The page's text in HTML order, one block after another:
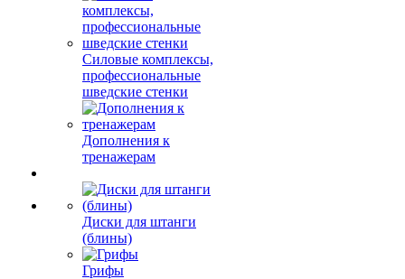
Силовые комплексы,
профессиональные
шведские стенки
Дополнения к
тренажерам
Диски для штанги
(блины)
Грифы